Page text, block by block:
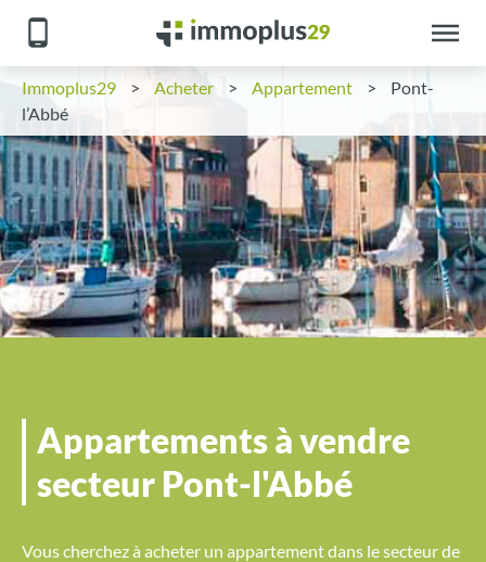
Immoplus29 > Acheter > Appartement >
Pont-
l’Abbé
Appartements à vendre
secteur Pont-l'Abbé
Vous cherchez à acheter un appartement dans le secteur de